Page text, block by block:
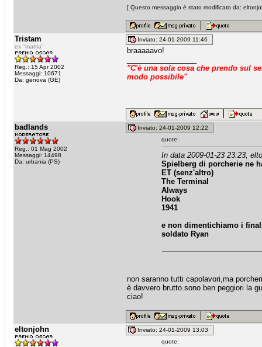
[ Questo messaggio è stato modificato da:
Tristam
ex "mattia"
Reg.: 15 Apr 2002
Messaggi: 10671
Da: genova (GE)
Inviato: 24-01-2009 11:46
braaaaavo!
"C'è una sola cosa che prendo sul
modo possibile"
badlands
Reg.: 01 Mag 2002
Messaggi: 14498
Da: urbania (PS)
Inviato: 24-01-2009 12:22
quote:
In data 2009-01-23 23:23,
Spielberg di porcherie ne
ET (senz'altro)
The Terminal
Always
Hook
1941
e non dimentichiamo i
soldato Ryan
non saranno tutti capolavori,ma
è davvero brutto.sono ben peggiori la
ciao!
eltonjohn
Inviato: 24-01-2009 13:03
quote: